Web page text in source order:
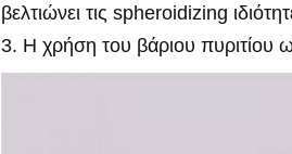
βελτιώνει τις spheroidizing
3. Η χρήση του βάριου πυριτίου